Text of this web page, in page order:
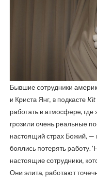
Бывшие сотрудники
и Криста Янг, в подкасте Kit
работать в атмосфере,
грозили очень реальные
настоящий страх Божий, —
боялись потерять работу.
настоящие сотрудники,
Они элита, работают